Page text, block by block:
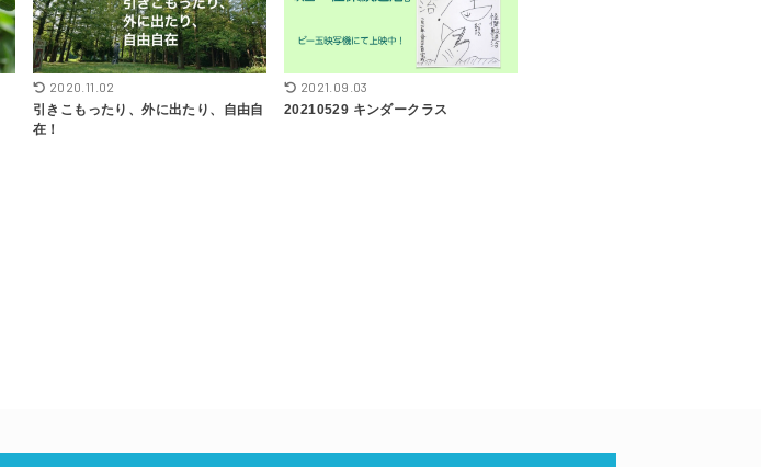
2020.11.02
引きこもったり、外に出たり、自由自
在！
2021.09.03
20210529 キンダークラス